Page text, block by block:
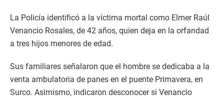
La Policía identificó a la víctima mortal como Elmer Raúl
Venancio Rosales, de 42 años, quien deja en la orfandad
a tres hijos menores de edad.
Sus familiares señalaron que el hombre se dedicaba a la
venta ambulatoria de panes en el puente Primavera, en
Surco. Asimismo, indicaron desconocer si Venancio